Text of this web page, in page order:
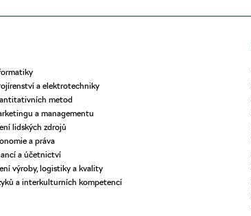
a elektrotechniky
metod
a managementu
lidských zdrojů
a práva
a účetnictví
výroby, logistiky a kvality
a interkulturních kompetencí